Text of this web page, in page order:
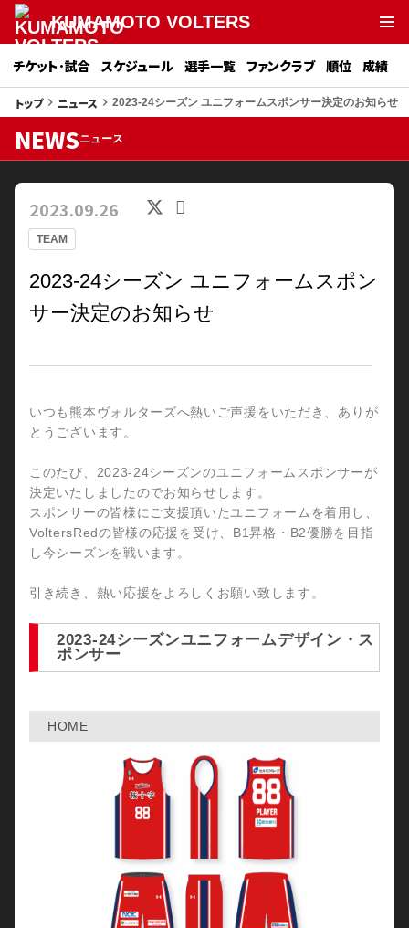
KUMAMOTO VOLTERS
チケット･試合 スケジュール 選手一覧 ファンクラブ 順位 成績
トップkeyboard_arrow_right ニュース keyboard_arrow_right 2023-24シーズン ユニフォームスポンサー決定のお知らせ
NEWSニュース
TEAM
2023.09.26
2023-24シーズン ユニフォームスポン
サー決定のお知らせ
いつも熊本ヴォルターズへ熱いご声援をいただき、ありが
とうございます。
このたび、2023-24シーズンのユニフォームスポンサーが
決定いたしましたのでお知らせします。
スポンサーの皆様にご支援頂いたユニフォームを着用し、
VoltersRedの皆様の応援を受け、B1昇格・B2優勝を目指
し今シーズンを戦います。
引き続き、熱い応援をよろしくお願い致します。
2023-24シーズンユニフォームデザイン・ス
ポンサー
HOME